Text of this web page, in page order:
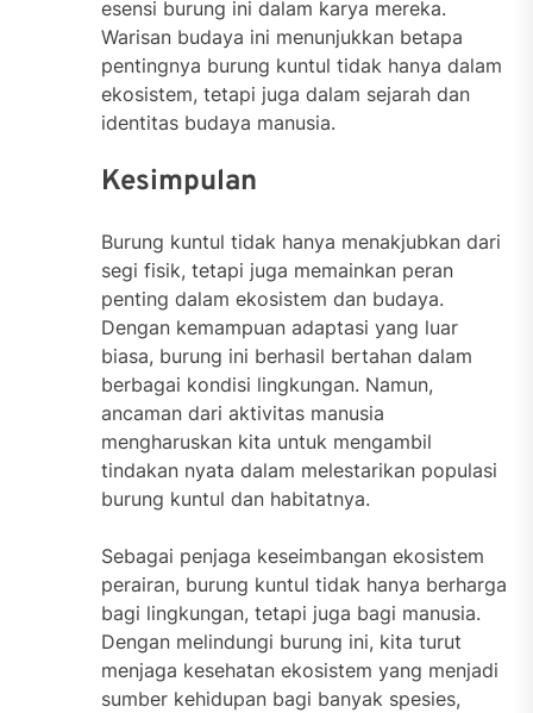
esensi burung ini dalam karya mereka.
Warisan budaya ini menunjukkan betapa
pentingnya burung kuntul tidak hanya dalam
ekosistem, tetapi juga dalam sejarah dan
identitas budaya manusia.
Kesimpulan
Burung kuntul tidak hanya menakjubkan dari
segi fisik, tetapi juga memainkan peran
penting dalam ekosistem dan budaya.
Dengan kemampuan adaptasi yang luar
biasa, burung ini berhasil bertahan dalam
berbagai kondisi lingkungan. Namun,
ancaman dari aktivitas manusia
mengharuskan kita untuk mengambil
tindakan nyata dalam melestarikan populasi
burung kuntul dan habitatnya.
Sebagai penjaga keseimbangan ekosistem
perairan, burung kuntul tidak hanya berharga
bagi lingkungan, tetapi juga bagi manusia.
Dengan melindungi burung ini, kita turut
menjaga kesehatan ekosistem yang menjadi
sumber kehidupan bagi banyak spesies,